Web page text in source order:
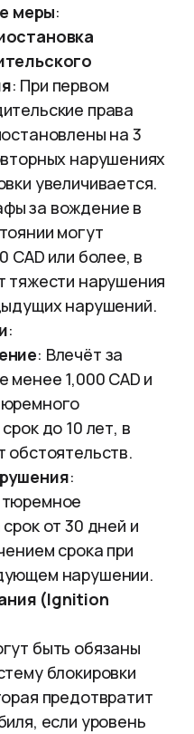
меры:
: При первом
права
на 3
нарушениях
увеличивается.
за вождение в
могут
CAD или более, в
тяжести нарушения
нарушений.
:
: Влечёт за
менее 1,000 CAD и
до 10 лет, в
обстоятельств.
:
от 30 дней и
срока при
нарушении.
(Ignition
быть обязаны
блокировки
предотвратит
если уровень